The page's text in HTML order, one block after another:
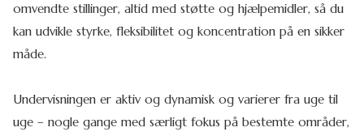
omvendte stillinger, altid med støtte og hjælpemidler, så du
kan udvikle styrke, fleksibilitet og koncentration på en sikker
måde.
Undervisningen er aktiv og dynamisk og varierer fra uge til
uge – nogle gange med særligt fokus på bestemte områder,